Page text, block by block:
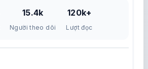
15.4k
Người theo dõi
120k+
Lượt đọc